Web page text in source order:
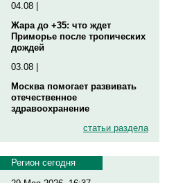
04.08 |
Жара до +35: что ждет
Приморье после тропических
дождей
03.08 |
Москва помогает развивать
отечественное
здравоохранение
статьи раздела
Регион сегодня